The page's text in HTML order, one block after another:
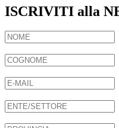
ISCRIVITI alla